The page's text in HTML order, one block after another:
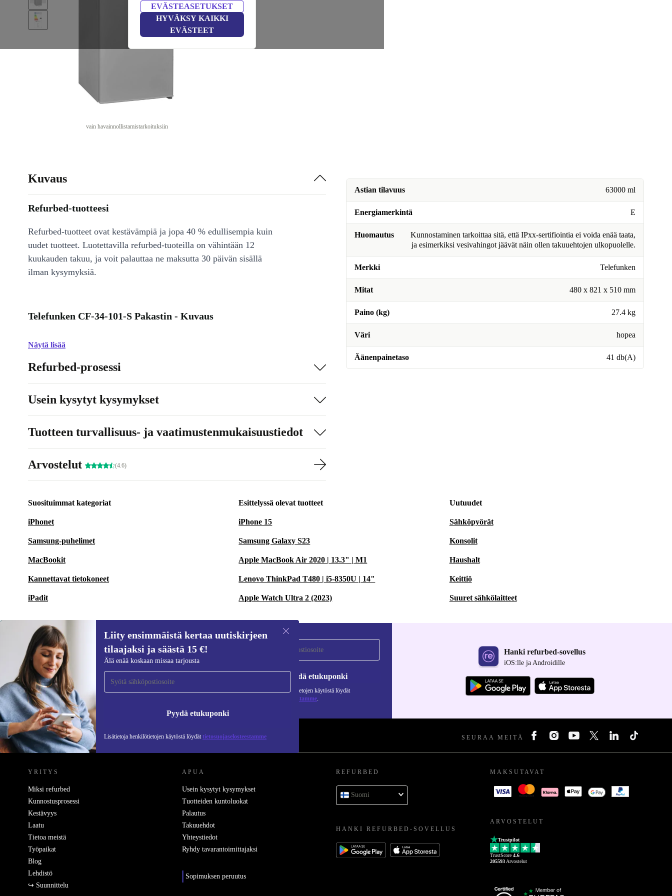
EVÄSTEASETUKSET
HYVÄKSY KAIKKI
EVÄSTEET
vain havainnollistamistarkoituksiin
Astian tilavuus 63000 ml
Energiamerkintä E
Huomautus
Kunnostaminen tarkoittaa sitä, että IPxx-sertifiointia ei voida enää taata,
ja esimerkiksi vesivahingot jäävät näin ollen takuuehtojen ulkopuolelle.
Merkki Telefunken
Mitat 480 x 821 x 510 mm
Paino (kg) 27.4 kg
Väri hopea
Äänenpainetaso 41 db(A)
Kuvaus
Refurbed-tuotteesi
Refurbed-tuotteet ovat kestävämpiä ja jopa 40 % edullisempia kuin
uudet tuotteet. Luotettavilla refurbed-tuoteilla on vähintään 12
kuukauden takuu, ja voit palauttaa ne maksutta 30 päivän sisällä
ilman kysymyksiä.
Telefunken CF-34-101-S Pakastin - Kuvaus
Näytä lisää
Refurbed-prosessi
Usein kysytyt kysymykset
Tuotteen turvallisuus- ja vaatimustenmukaisuustiedot
Arvostelut (4.6)
Suosituimmat kategoriat
iPhonet
Samsung-puhelimet
MacBookit
Kannettavat tietokoneet
iPadit
Esittelyssä olevat tuotteet
iPhone 15
Samsung Galaxy S23
Apple MacBook Air 2020 | 13.3" | M1
Lenovo ThinkPad T480 | i5-8350U | 14"
Apple Watch Ultra 2 (2023)
Uutuudet
Sähköpyörät
Konsolit
Haushalt
Keittiö
Suuret sähkölaitteet
Liity ensimmäistä kertaa uutiskirjeen
tilaajaksi ja säästä 15 €!
Älä enää koskaan missaa tarjousta
Pyydä etukuponki
Lisätietoja henkilötietojen käytöstä löydät tietosuojaselosteestamme
Liity ensimmäistä kertaa uutiskirjeen
tilaajaksi ja säästä 15 €!
Älä missaa enää yhtäkään tarjousta.
Pyydä etukuponki
Lisätietoja henkilötietojen käytöstä löydät
tietosuojaselosteestamme.
Hanki refurbed-sovellus
iOS:lle ja Androidille
REFURBED SUOMI - RETHINK NEW. SEURAA MEITÄ
YRITYS
Miksi refurbed
Kunnostusprosessi
Kestävyys
Laatu
Tietoa meistä
Työpaikat
Blog
Lehdistö
↪ Suunnittelu
APUA
Usein kysytyt kysymykset
Tuotteiden kuntoluokat
Palautus
Takuuehdot
Yhteystiedot
Ryhdy tavarantoimittajaksi
Sopimuksen peruutus
REFURBED
Suomi
HANKI REFURBED-SOVELLUS
MAKSUTAVAT
ARVOSTELUT
Trustpilot
TrustScore 4.6
205593 Arvostelut